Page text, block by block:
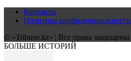
Контакты
Политика конфиденциальности
© «Tribune.kz» | Все права защищены
БОЛЬШЕ ИСТОРИЙ